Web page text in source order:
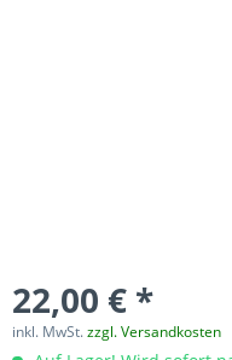
22,00 € *
inkl. MwSt.zzgl. Versandkosten